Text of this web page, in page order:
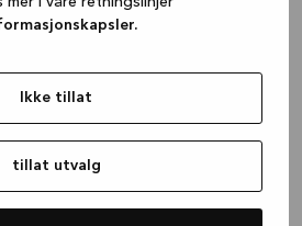
Ikke tillat
tillat utvalg
(see the browser console for more
information).